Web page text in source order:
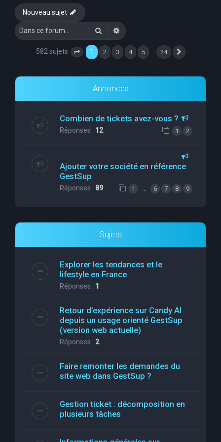
Nouveau sujet
RechercherRecherche avancée
582 sujets Page 1 sur 24
1 2 3 4 5 … 24
Annonces
Combien de tickets avez-vous ?
Réponses : 12 1 2
Ajouter votre société en référence
GestSup
Réponses : 89 1 … 6 7 8 9
Sujets
Explorer les tendances et le
lifestyle en France
Réponses : 1
Retour d’expérience sur Candy AI
depuis un usage orienté GestSup
(version web actuelle)
Réponses : 2
Faire remonter les demandes du
site web dans GestSup ?
Gestion ticket : décomposition en
plusieurs tâches